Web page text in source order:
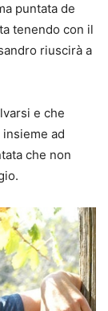
puntata de
tenendo con il
riuscirà a
e che
ad
che non